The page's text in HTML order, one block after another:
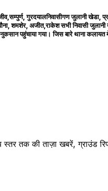
गुरदयालनिवासीगण जुलानी खेडा,
शमशेर, अजीत,राकेश सभी निवासी
पहुंचाया गया। जिस बारे थाना कलायत
तक की ताज़ा खबरें, ग्राउंड